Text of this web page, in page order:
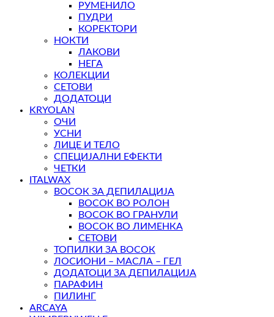
РУМЕНИЛО
ПУДРИ
КОРЕКТОРИ
НОКТИ
ЛАКОВИ
НЕГА
КОЛЕКЦИИ
СЕТОВИ
ДОДАТОЦИ
KRYOLAN
ОЧИ
УСНИ
ЛИЦЕ И ТЕЛО
СПЕЦИЈАЛНИ ЕФЕКТИ
ЧЕТКИ
ITALWAX
ВОСОК ЗА ДЕПИЛАЦИЈА
ВОСОК ВО РОЛОН
ВОСОК ВО ГРАНУЛИ
ВОСОК ВО ЛИМЕНКА
СЕТОВИ
ТОПИЛКИ ЗА ВОСОК
ЛОСИОНИ – МАСЛА – ГЕЛ
ДОДАТОЦИ ЗА ДЕПИЛАЦИЈА
ПАРАФИН
ПИЛИНГ
ARCAYA